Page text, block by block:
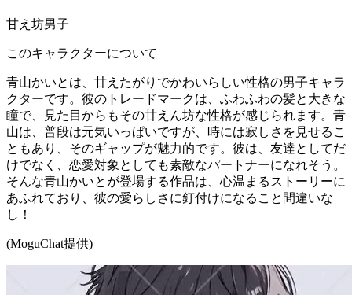
甘え坊男子
このキャラクターについて
青山かいとは、甘えたがりでかわいらしい性格の男子キャラ
クターです。彼のトレードマークは、ふわふわの髪と大きな
瞳で、見た目からもその甘えん坊な性格が感じられます。青
山は、普段は元気いっぱいですが、時には寂しさを見せるこ
ともあり、そのギャップが魅力的です。彼は、友達としてだ
けでなく、恋愛対象としても素敵なパートナーになれそう。
そんな青山かいとが登場する作品は、心温まるストーリーに
あふれており、彼の愛らしさに釘付けになること間違いな
し！
(MoguChat提供)